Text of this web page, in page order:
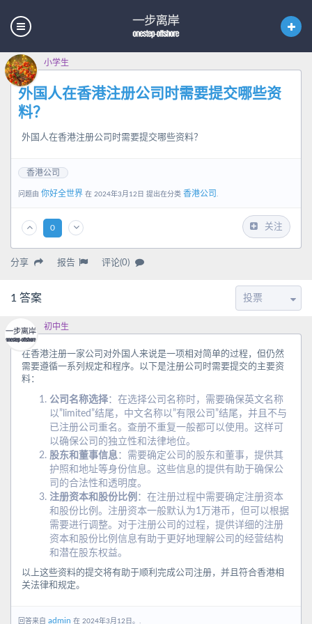
小学生
外国人在香港注册公司时需要提交哪些资
料？
外国人在香港注册公司时需要提交哪些资料？
香港公司
问题由 你好全世界 在 2024年3月12日 提出在分类 香港公司 .
0 关注
分享 报告 评论(0)
1 答案
初中生
在香港注册一家公司对外国人来说是一项相对简单的过程，但仍然
需要遵循一系列规定和程序。以下是注册公司时需要提交的主要资
料：
公司名称选择：在选择公司名称时，需要确保英文名称
以”limited”结尾，中文名称以”有限公司”结尾，并且不与
已注册公司重名。查册不重复一般都可以使用。这样可
以确保公司的独立性和法律地位。
股东和董事信息：需要确定公司的股东和董事，提供其
护照和地址等身份信息。这些信息的提供有助于确保公
司的合法性和透明度。
注册资本和股份比例 ：在注册过程中需要确定注册资本
和股份比例。注册资本一般默认为1万港币，但可以根据
需要进行调整。对于注册公司的过程，提供详细的注册
资本和股份比例信息有助于更好地理解公司的经营结构
和潜在股东权益。
以上这些资料的提交将有助于顺利完成公司注册，并且符合香港相
关法律和规定。
回答来自 admin 在 2024年3月12日。.